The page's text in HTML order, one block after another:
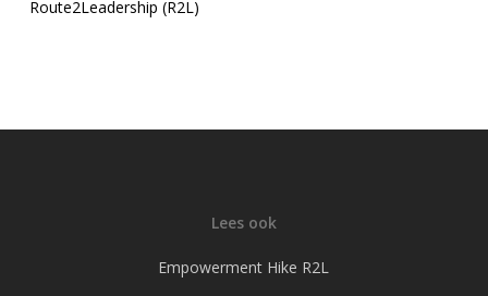
Route2Leadership (R2L)
Lees ook
Empowerment Hike R2L